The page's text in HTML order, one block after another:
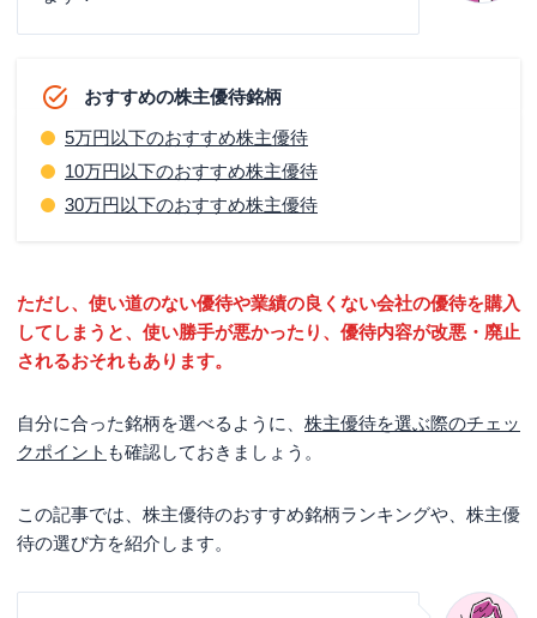
おすすめの株主優待銘柄
5万円以下のおすすめ株主優待
10万円以下のおすすめ株主優待
30万円以下のおすすめ株主優待
ただし、使い道のない優待や業績の良くない会社の優待を購入
してしまうと、使い勝手が悪かったり、優待内容が改悪・廃止
されるおそれもあります。
自分に合った銘柄を選べるように、 株主優待を選ぶ際のチェッ
クポイント も確認しておきましょう。
この記事では、株主優待のおすすめ銘柄ランキングや、株主優
待の選び方を紹介します。